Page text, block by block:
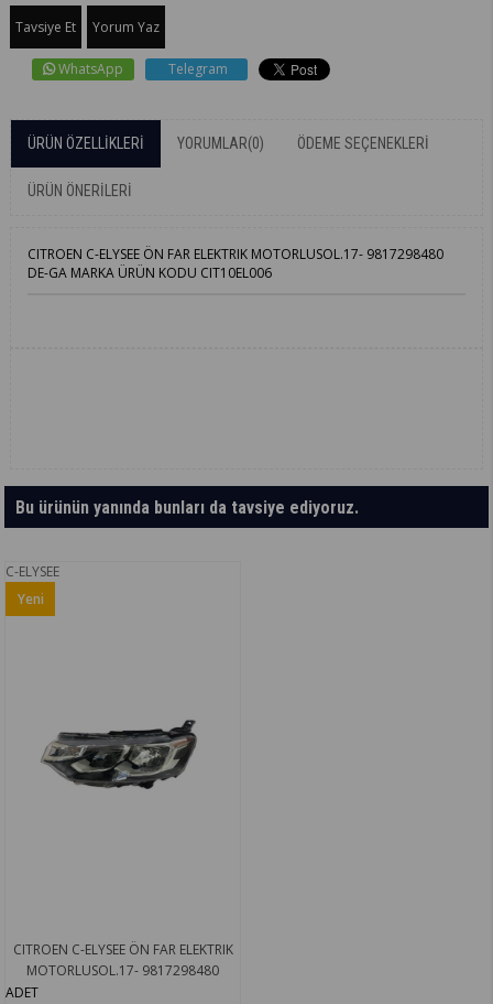
Tavsiye Et Yorum Yaz
WhatsApp Telegram
ÜRÜN ÖZELLIKLERI YORUMLAR(0) ÖDEME SEÇENEKLERI
ÜRÜN ÖNERILERI
CITROEN C-ELYSEE ÖN FAR ELEKTRIK MOTORLUSOL.17- 9817298480
DE-GA MARKA ÜRÜN KODU CIT10EL006
Bu ürünün yanında bunları da tavsiye ediyoruz.
C-ELYSEE
CITROEN C-ELYSEE ÖN FAR ELEKTRIK
MOTORLUSOL.17- 9817298480
ADET
Yeni